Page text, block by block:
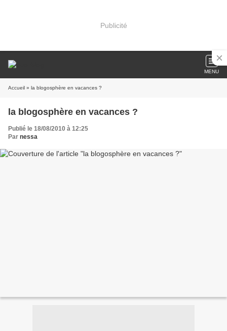
Publicité
MENU
Accueil » la blogosphère en vacances ?
la blogosphère en vacances ?
Publié le 18/08/2010 à 12:25
Par nessa